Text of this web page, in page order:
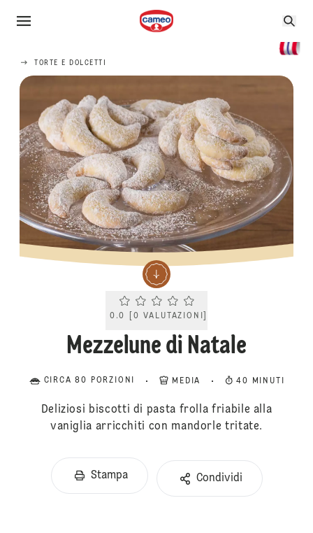
TORTE E DOLCETTI
Current rating 0.0. Click to rate.
0.0 0 VALUTAZIONI
Mezzelune di Natale
CIRCA 80 PORZIONI MEDIA 40 MINUTI
Deliziosi biscotti di pasta frolla friabile alla
vaniglia arricchiti con mandorle tritate.
Stampa Condividi